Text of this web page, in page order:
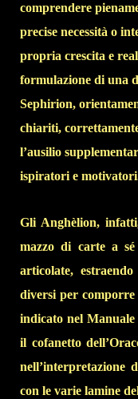
comprendere
precise necessità o
propria crescita e
formulazione di una
Sephirion,
chiariti,
l’ausilio
ispiratori e
Gli Anghèlion,
mazzo di carte a
articolate,
diversi per comporre
indicato nel
il cofanetto
nell’interpretazione
con le varie lamine